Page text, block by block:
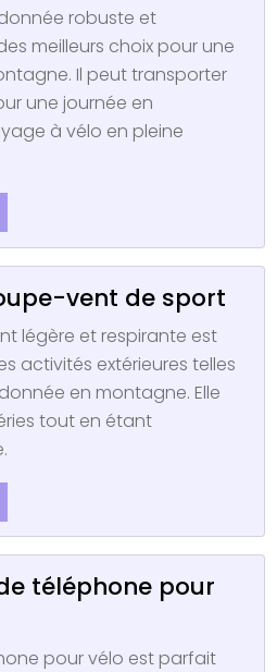
robuste et
meilleurs choix pour une
Il peut transporter
une journée en
à vélo en pleine
vent de sport
légère et respirante est
activités extérieures telles
en montagne. Elle
tout en étant
téléphone pour
pour vélo est parfait